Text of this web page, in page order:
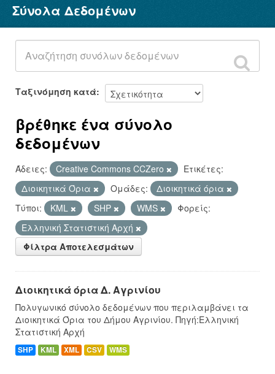
Σύνολα Δεδομένων
Φορείς
Ομάδες
Σχετικά
Σύνολα Δεδομένων
Ταξινόμηση κατά
βρέθηκε ένα σύνολο
δεδομένων
Άδειες: Creative Commons CCZero
Ετικέτες:
Διοικητικά Όρια
Ομάδες:
Διοικητικά όρια
Τύποι:
KML SHP WMS
Φορείς:
Ελληνική Στατιστική Αρχή
Φίλτρα Αποτελεσμάτων
Διοικητικά όρια Δ. Αγρινίου
Πολυγωνικό σύνολο δεδομένων που περιλαμβάνει τα
Διοικητικά Όρια του Δήμου Αγρινίου. Πηγή:Ελληνική
Στατιστική Αρχή
SHP KML XML CSV WMS